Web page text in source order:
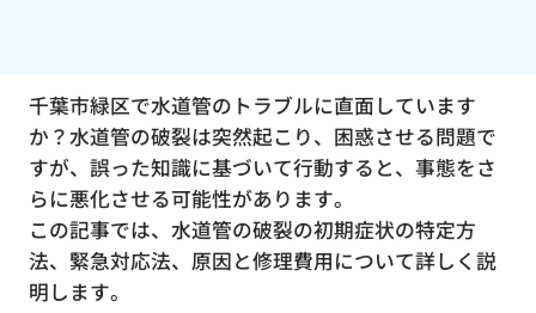
千葉市緑区で水道管のトラブルに直面しています
か？水道管の破裂は突然起こり、困惑させる問題で
すが、誤った知識に基づいて行動すると、事態をさ
らに悪化させる可能性があります。
この記事では、水道管の破裂の初期症状の特定方
法、緊急対応法、原因と修理費用について詳しく説
明します。